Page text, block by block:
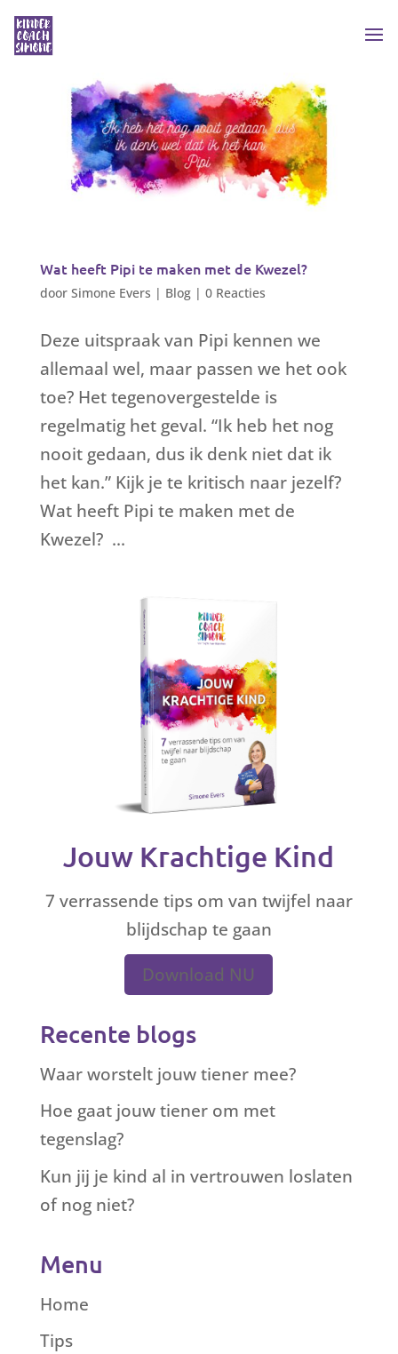
Wat heeft Pipi te maken met de Kwezel?
door Simone Evers | Blog| 0 Reacties
Deze uitspraak van Pipi kennen we
allemaal wel, maar passen we het ook
toe? Het tegenovergestelde is
regelmatig het geval. “Ik heb het nog
nooit gedaan, dus ik denk niet dat ik
het kan.” Kijk je te kritisch naar jezelf?
Wat heeft Pipi te maken met de
Kwezel? ...
Jouw Krachtige Kind
7 verrassende tips om van twijfel naar
blijdschap te gaan
Download NU
Recente blogs
Waar worstelt jouw tiener mee?
Hoe gaat jouw tiener om met
tegenslag?
Kun jij je kind al in vertrouwen loslaten
of nog niet?
Menu
Home
Tips